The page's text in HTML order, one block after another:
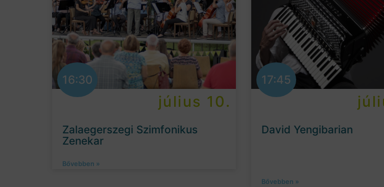
16:30
július 10.
Zalaegerszegi Szimfonikus
Zenekar
Bővebben »
17:45
David Yengibarian
Bővebben »